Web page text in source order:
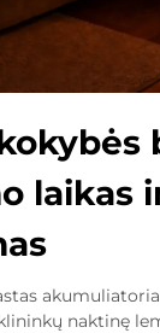
laikas
naktinę